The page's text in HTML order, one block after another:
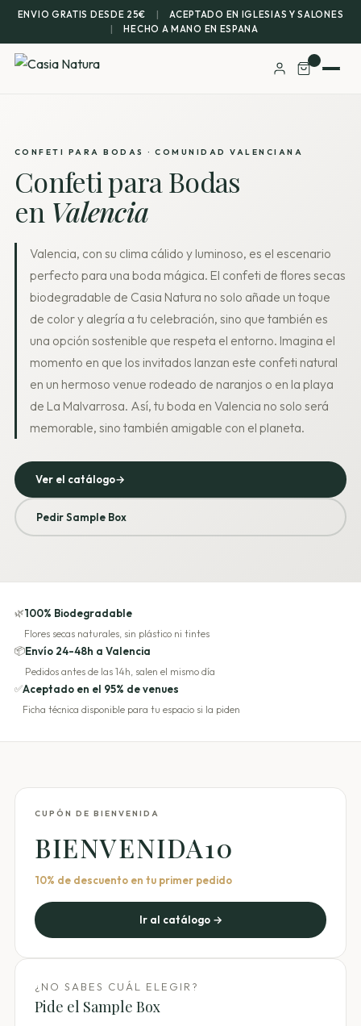
ENVIO GRATIS DESDE 25€ |
ACEPTADO EN IGLESIAS Y SALONES
|
HECHO A MANO EN ESPANA
CONFETI PARA BODAS · COMUNIDAD VALENCIANA
Confeti para Bodas
en Valencia
Valencia, con su clima cálido y luminoso, es el escenario
perfecto para una boda mágica. El confeti de flores secas
biodegradable de Casia Natura no solo añade un toque
de color y alegría a tu celebración, sino que también es
una opción sostenible que respeta el entorno. Imagina el
momento en que los invitados lanzan este confeti natural
en un hermoso venue rodeado de naranjos o en la playa
de La Malvarrosa. Así, tu boda en Valencia no solo será
memorable, sino también amigable con el planeta.
Ver el catálogo→
Pedir Sample Box
🌿100% Biodegradable
Flores secas naturales, sin plástico ni tintes
📦Envío 24-48h a Valencia
Pedidos antes de las 14h, salen el mismo día
✅Aceptado en el 95% de venues
Ficha técnica disponible para tu espacio si la piden
CUPÓN DE BIENVENIDA
BIENVENIDA10
10% de descuento en tu primer pedido
Ir al catálogo →
¿NO SABES CUÁL ELEGIR?
Pide el Sample Box